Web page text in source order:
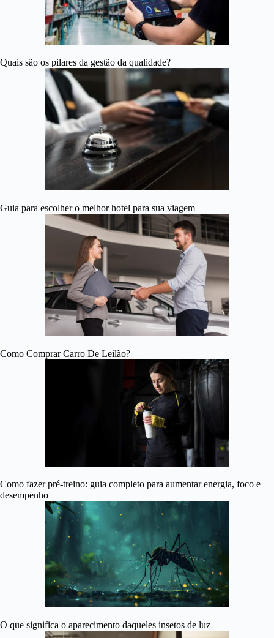
Quais são os pilares da gestão da qualidade?
Guia para escolher o melhor hotel para sua viagem
Como Comprar Carro De Leilão?
Como fazer pré-treino: guia completo para aumentar energia, foco e
desempenho
O que significa o aparecimento daqueles insetos de luz